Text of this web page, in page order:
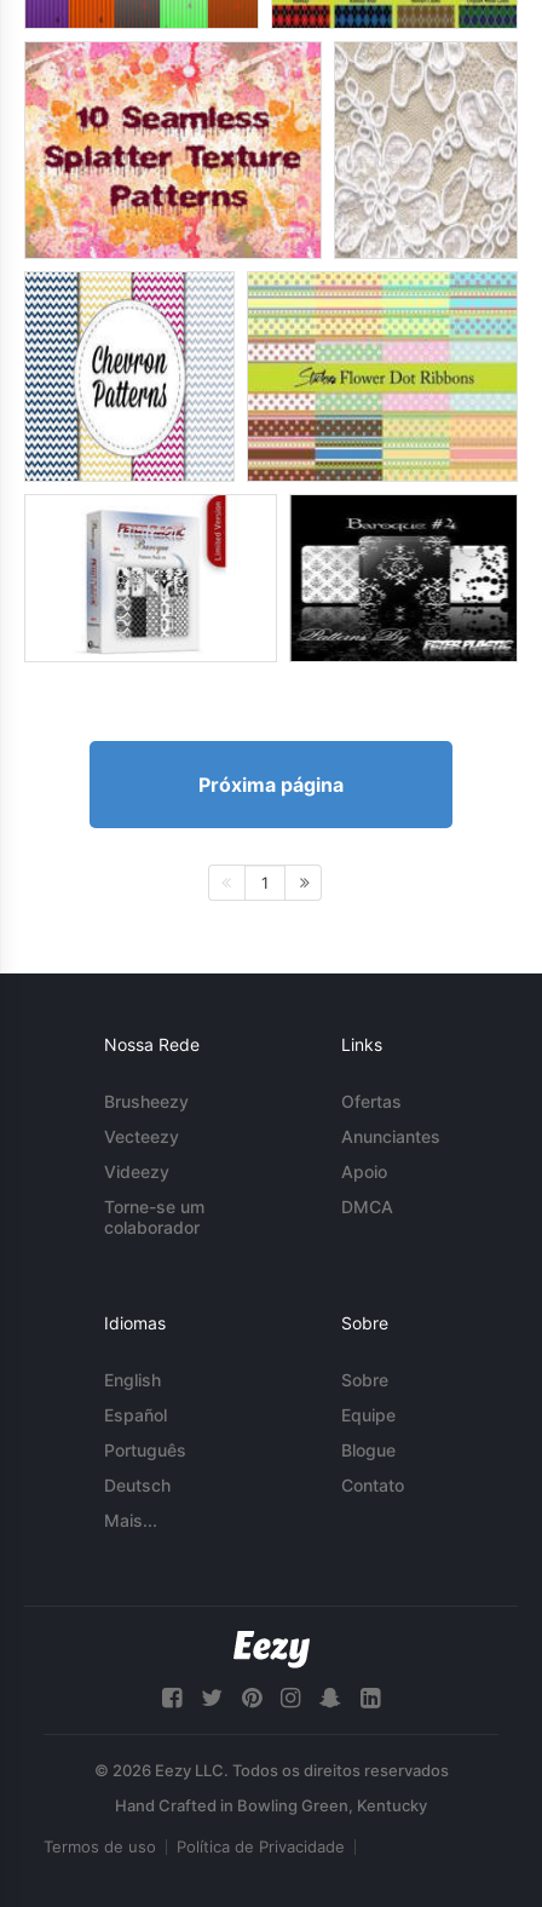
Próxima página
1
Nossa Rede
Brusheezy
Vecteezy
Videezy
Torne-se um
colaborador
Links
Ofertas
Anunciantes
Apoio
DMCA
Idiomas
English
Español
Português
Deutsch
Mais...
Sobre
Sobre
Equipe
Blogue
Contato
© 2026 Eezy LLC. Todos os direitos reservados
Termos de uso Política de Privacidade